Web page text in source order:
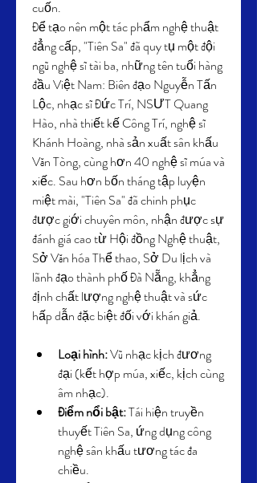
cuốn.
Để tạo nên một tác phẩm nghệ thuật
đẳng cấp, "Tiên Sa" đã quy tụ một đội
ngũ nghệ sĩ tài ba, những tên tuổi hàng
đầu Việt Nam: Biên đạo Nguyễn Tấn
Lộc, nhạc sĩ Đức Trí, NSƯT Quang
Hào, nhà thiết kế Công Trí, nghệ sĩ
Khánh Hoàng, nhà sản xuất sân khấu
Văn Tòng, cùng hơn 40 nghệ sĩ múa và
xiếc. Sau hơn bốn tháng tập luyện
miệt mài, "Tiên Sa" đã chinh phục
được giới chuyên môn, nhận được sự
đánh giá cao từ Hội đồng Nghệ thuật,
Sở Văn hóa Thể thao, Sở Du lịch và
lãnh đạo thành phố Đà Nẵng, khẳng
định chất lượng nghệ thuật và sức
hấp dẫn đặc biệt đối với khán giả.
Loại hình: Vũ nhạc kịch đương
đại (kết hợp múa, xiếc, kịch cùng
âm nhạc).
Điểm nổi bật: Tái hiện truyền
thuyết Tiên Sa, ứng dụng công
nghệ sân khấu tương tác đa
chiều.